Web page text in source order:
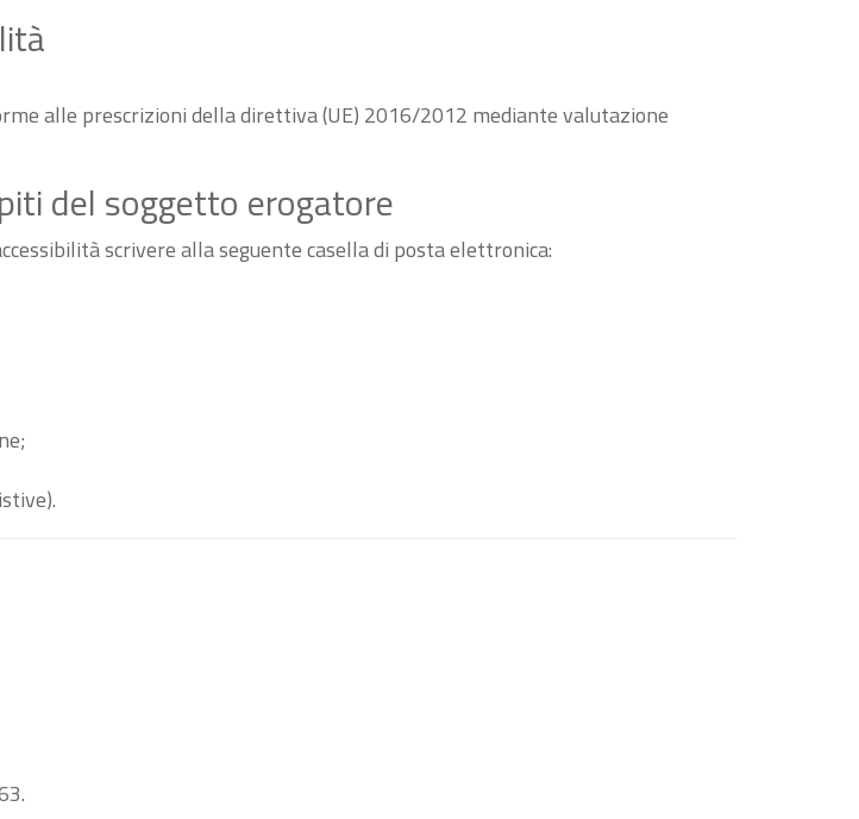
alle prescrizioni della direttiva (UE) 2016/2012 mediante valutazione
del soggetto erogatore
scrivere alla seguente casella di posta elettronica: